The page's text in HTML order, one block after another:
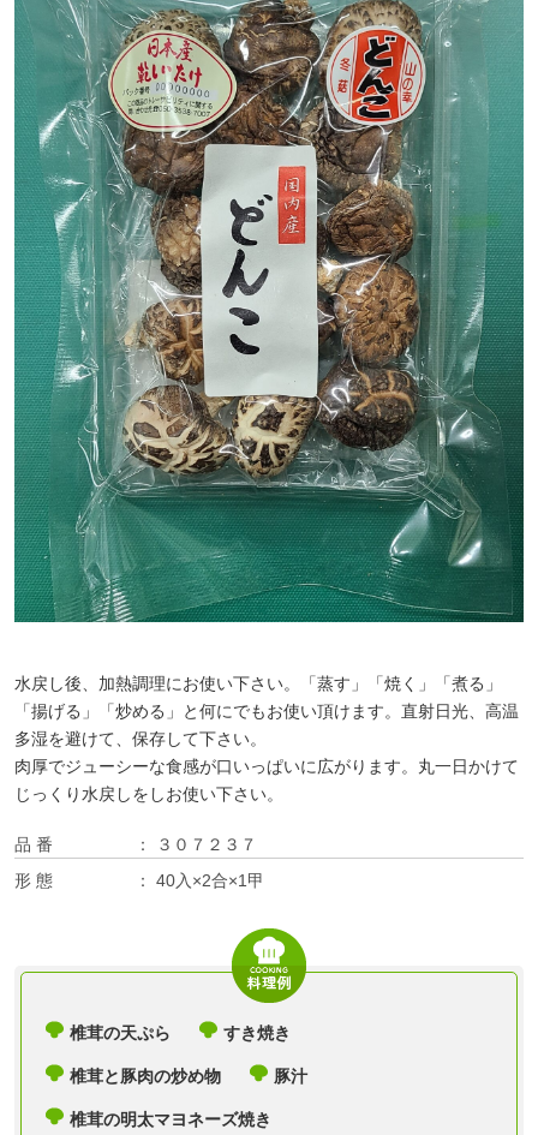
水戻し後、加熱調理にお使い下さい。「蒸す」「焼く」「煮る」
「揚げる」「炒める」と何にでもお使い頂けます。直射日光、高温
多湿を避けて、保存して下さい。
肉厚でジューシーな食感が口いっぱいに広がります。丸一日かけて
じっくり水戻しをしお使い下さい。
品 番
３０７２３７
形 態
40入×2合×1甲
椎茸の天ぷら すき焼き
椎茸と豚肉の炒め物 豚汁
椎茸の明太マヨネーズ焼き